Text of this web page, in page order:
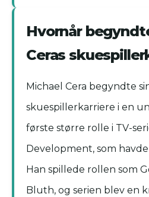
Hvornår
Ceras
Michael Cera begyndte
skuespillerkarriere i en
første større rolle i TV-
Development, som
Han spillede rollen som
Bluth, og serien blev en